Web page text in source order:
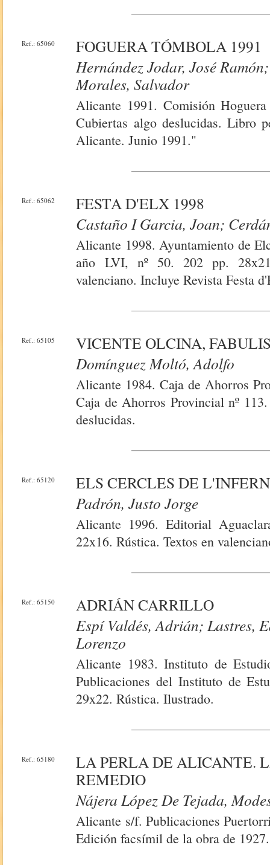
Ref.: 65060
FOGUERA TÓMBOLA 1991
Hernández Jodar, José
Morales, Salvador
Alicante 1991. Comisión
Cubiertas algo deslucidas. Libro
Alicante. Junio 1991."
Ref.: 65062
FESTA D'ELX 1998
Castaño I Garcia, Joan;
Alicante 1998. Ayuntamiento de
año LVI, nº 50. 202 pp.
valenciano. Incluye Revista Festa
Ref.: 65105
VICENTE OLCINA,
Domínguez Moltó, Adolfo
Alicante 1984. Caja de Ahorros
Caja de Ahorros Provincial nº
deslucidas.
Ref.: 65120
ELS CERCLES DE L'INFERN
Padrón, Justo Jorge
Alicante 1996. Editorial
22x16. Rústica. Textos en
Ref.: 65150
ADRIÁN CARRILLO
Espí Valdés, Adrián; Lastres,
Lorenzo
Alicante 1983. Instituto de
Publicaciones del Instituto de
29x22. Rústica. Ilustrado.
Ref.: 65180
LA PERLA DE ALICANTE.
REMEDIO
Nájera López De Tejada,
Alicante s/f. Publicaciones
Edición facsímil de la obra de 1927.